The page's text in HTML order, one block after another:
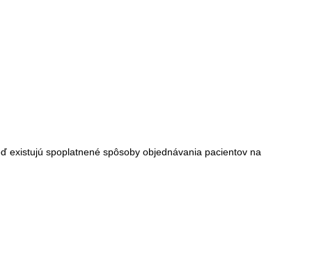
existujú spoplatnené spôsoby objednávania pacientov na